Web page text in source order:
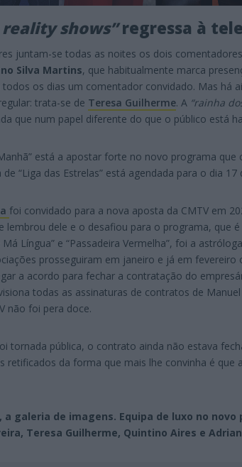
shows”regressa à
juntam-se todas as noites os dois
Silva Martins, que habitualmente marca
todos os dias um comentador convidado. Mas há
trata-se de Teresa Guilherme. A “rainha
que num papel diferente do que o público está
está a apostar forte no novo programa que
“Liga das Estrelas” está agendada para o dia 17
foi convidado para a nova aposta da CMTV em
lembrou dele e o desafiou para o programa, que
Língua” e “Passadeira Vermelha”, foi a
prosseguiram em janeiro e já em fevereiro
a acordo para fechar a contratação do
todas as assinaturas de contratos de
não foi pera doce.
tornada pública, o contrato ainda não estava
retificados da forma que mais lhe convinha é que
a galeria de imagens. Equipa de luxo no novo
Teresa Guilherme, Quintino Aires e